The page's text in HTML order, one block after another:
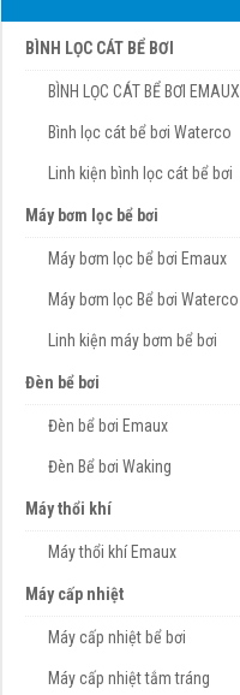
BÌNH LỌC CÁT BỂ BƠI
BÌNH LỌC CÁT BỂ BƠI EMAUX
Bình lọc cát bể bơi Waterco
Linh kiện bình lọc cát bể bơi
Máy bơm lọc bể bơi
Máy bơm lọc bể bơi Emaux
Máy bơm lọc Bể bơi Waterco
Linh kiện máy bơm bể bơi
Đèn bể bơi
Đèn bể bơi Emaux
Đèn Bể bơi Waking
Máy thổi khí
Máy thổi khí Emaux
Máy cấp nhiệt
Máy cấp nhiệt bể bơi
Máy cấp nhiệt tắm tráng